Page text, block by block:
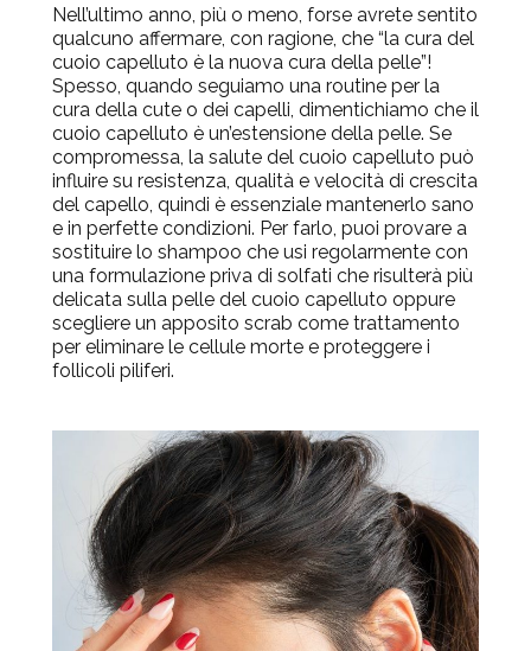
Nell’ultimo anno, più o meno, forse avrete sentito
qualcuno affermare, con ragione, che “la cura del
cuoio capelluto è la nuova cura della pelle”!
Spesso, quando seguiamo una routine per la
cura della cute o dei capelli, dimentichiamo che il
cuoio capelluto è un’estensione della pelle. Se
compromessa, la salute del cuoio capelluto può
influire su resistenza, qualità e velocità di crescita
del capello, quindi è essenziale mantenerlo sano
e in perfette condizioni. Per farlo, puoi provare a
sostituire lo shampoo che usi regolarmente con
una formulazione priva di solfati che risulterà più
delicata sulla pelle del cuoio capelluto oppure
scegliere un apposito scrab come trattamento
per eliminare le cellule morte e proteggere i
follicoli piliferi.